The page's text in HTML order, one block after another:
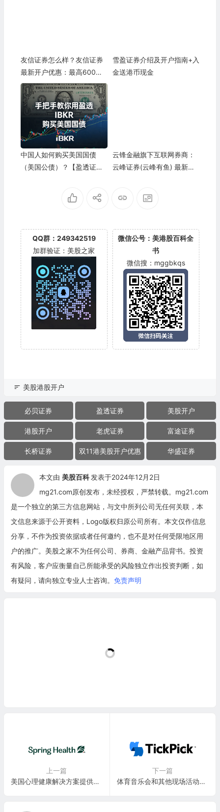
友信证券怎么样？友信证券
最新开户优惠：最高600元
现金+3只股+抽奖
雪盈证券介绍及开户指南+入
金送港币现金
中国人如何购买美国国债
（美国公债）？【盈透证券
云锋金融旗下互联网券商：
云峰证券(云峰有鱼) 最新开
QQ群：249342519
加群验证：美股之家
微信公号：美港股百科全
书
微信搜：mggbkqs
美股港股开户
必贝证券 盈透证券 美股开户
港股开户 老虎证券 富途证券
长桥证券 双11港美股开户优惠 华盛证券
本文由 美股百科 发表于2024年12月2日
mg21.com原创发布，未经授权，严禁转载。mg21.com
是一个独立的第三方信息网站，与文中所列公司无任何关联，本
文信息来源于公开资料，Logo版权归原公司所有。本文仅作信息
分享，不作为投资依据或者任何邀约，也不是对任何受限地区用
户的推广。美股之家不为任何公司、券商、金融产品背书。投资
有风险，客户应衡量自己所能承受的风险独立作出投资判断，如
有疑问，请向独立专业人士咨询。 免责声明
上一篇
美国心理健康解决方案提供商：Spring Care (Spring Health)
下一篇
体育音乐会和其他现场活动票务公司：TickPick LLC